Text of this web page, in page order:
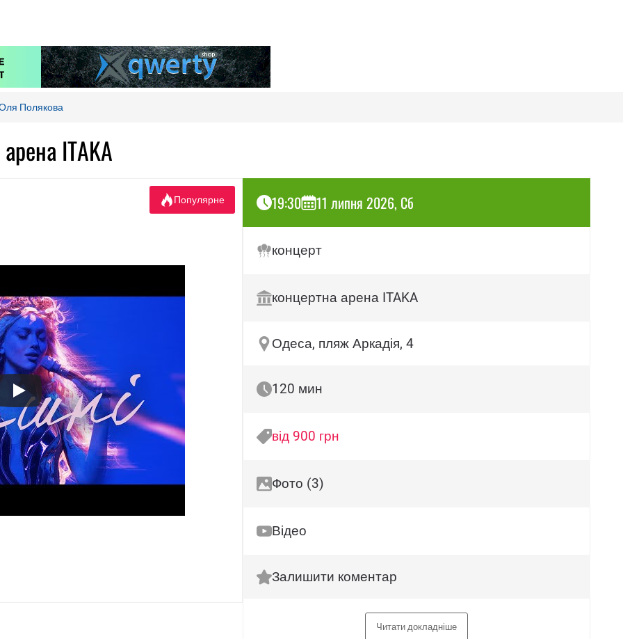
Полякова
ITAKA
Популярне 19:30 11 липня 2026, Сб
концерт
концертна арена ITAKA
Одеса, пляж Аркадія, 4
120 мин
від 900 грн
Фото (3)
Відео
Залишити коментар
Читати докладніше